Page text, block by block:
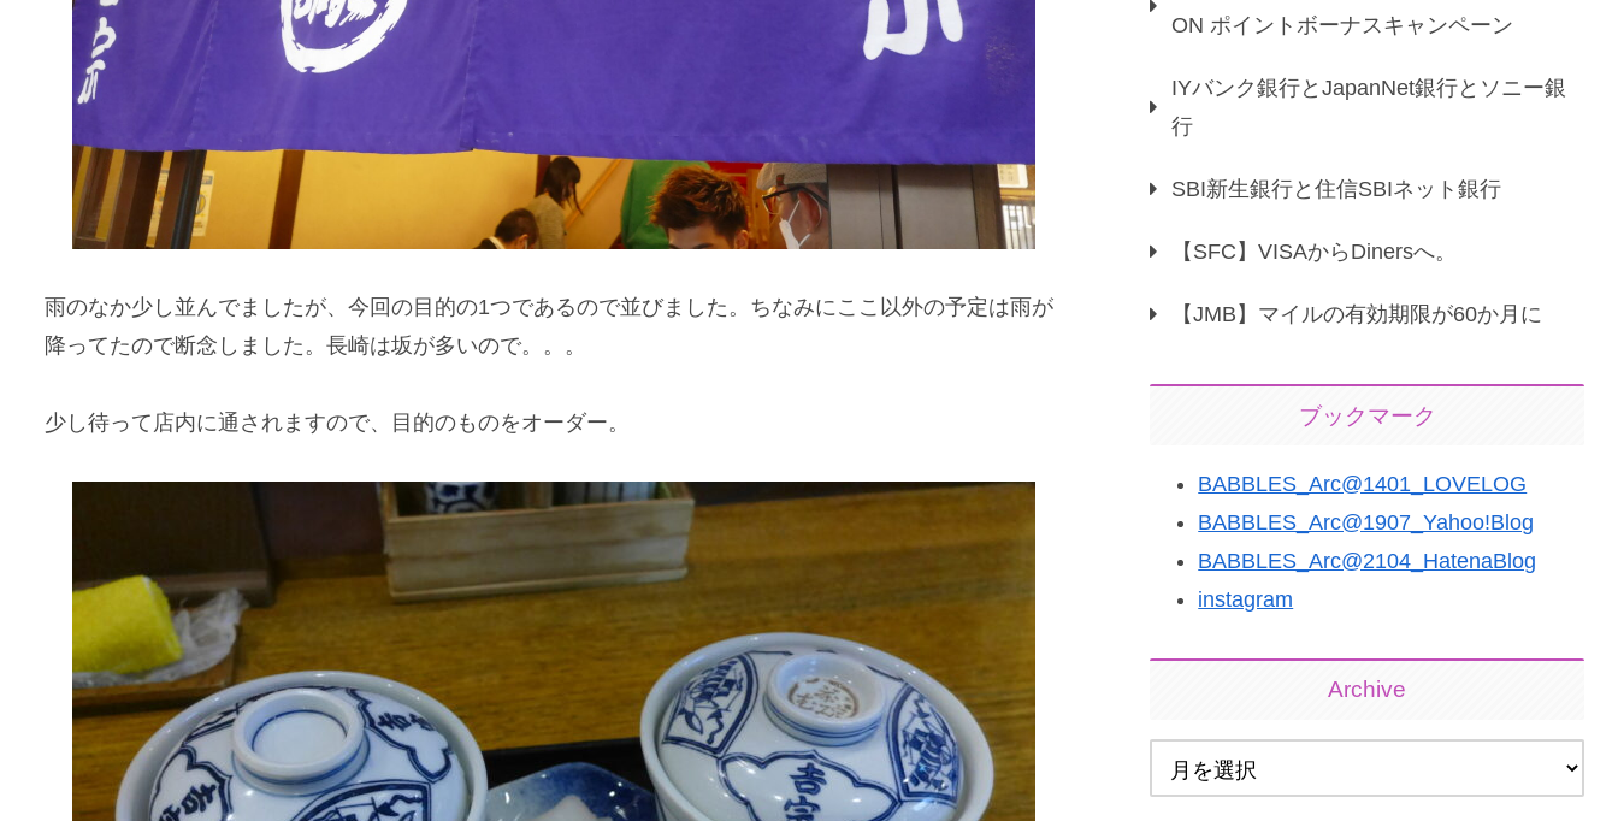
雨のなか少し並んでましたが、今回の目的の1つであるので並びました。ちなみにここ以外の予定は雨が
降ってたので断念しました。長崎は坂が多いので。。。
少し待って店内に通されますので、目的のものをオーダー。
ON ポイントボーナスキャンペーン
IYバンク銀行とJapanNet銀行とソニー銀
行
SBI新生銀行と住信SBIネット銀行
【SFC】VISAからDinersへ。
【JMB】マイルの有効期限が60か月に
ブックマーク
BABBLES_Arc@1401_LOVELOG
BABBLES_Arc@1907_Yahoo!Blog
BABBLES_Arc@2104_HatenaBlog
instagram
Archive